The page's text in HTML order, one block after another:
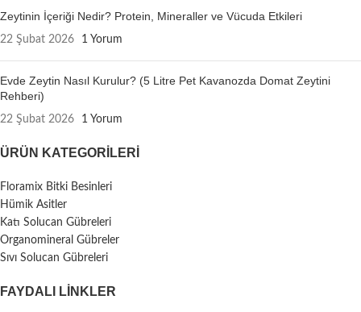
Zeytinin İçeriği Nedir? Protein, Mineraller ve Vücuda Etkileri
22 Şubat 2026 1 Yorum
Evde Zeytin Nasıl Kurulur? (5 Litre Pet Kavanozda Domat Zeytini
Rehberi)
22 Şubat 2026 1 Yorum
ÜRÜN KATEGORILERI
Floramix Bitki Besinleri
Hümik Asitler
Katı Solucan Gübreleri
Organomineral Gübreler
Sıvı Solucan Gübreleri
FAYDALI LİNKLER